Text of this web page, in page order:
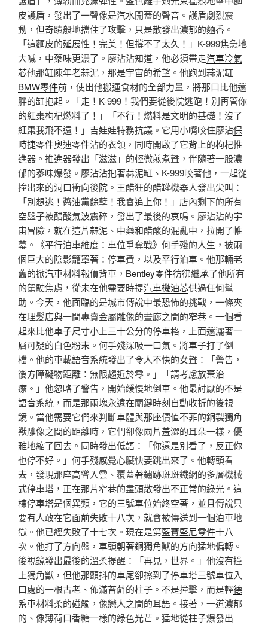
皮護盾，發出了一聲像是汽水開蓋的聲音。護盾劇烈震
動，但奇蹟般地擋住了攻擊，只是散發出濃郁的麵香。
「這麵皮的延展性！完美！但撐不了太久！」K-999焦急地
大喊，中藥味更濃了。廖沾沾知道，他必須帶走汽車冷氣
芯他那缸陳年老蒜泥，那是宇宙的希望。他跑到蒜泥缸
BMW零件前，使出他搬運食材的全部力量，將那口比他還
胖的缸抱起。「走！K-999！我們要從後院逃跑！別再管你
的紅棗枸杞燃料了！」「不行！燃料是文明的基礎！沒了
紅棗我飛不遠！」吉娃娃特務抗議。它用小嘴咬住廖沾保
時捷零件奧迪零件沾的衣領，同時開啟了它背上的枸杞推
進器。推進器發出「滋滋」的輕微煎煮聲，伴隨著一股濃
郁的蔘味爆發。廖沾沾抱著蒜泥缸、K-999咬著他，一起從
撞出來的洞口衝向後院。王醋狂的醋罐機器人發出尖叫：
「別想逃！醬油黨餘孽！我會追上你！」店內剩下的所有
空盤子被醋酸氣波震碎，發出了最後的哀鳴。廖沾沾的宇
宙冒險，就在這片蒜泥、中藥和醋酸的混亂中，拉開了帷
幕。《平行泊車維度：車位爭奪戰》何手殘的人生，被兩
個巨大的陰影籠罩著：停車費，以及平行泊車。他那輛老
舊的掀汽車材料報價背車， Bentley零件彷彿繼承了他所有
的駕駛焦慮，從未在他需要時提汽車機油芯供過任何幫
助。今天，他面臨的是城市傳說中最恐怖的挑戰，一條夾
在理髮店與一間專賣金屬雕像的畫廊之間的窄巷。一個看
起來比他車子尺寸小上三十公分的停車格，上面還灑著一
層可疑的白色粉末。何手殘深吸一口氣。將車子打了倒
檔。他的車載語音系統發出了令人不快的女聲：「警告，
後方障礙物距離：無限趨近於零。」「請考慮放棄治
療。」他忽略了警告，開始緩慢地倒車。他最討厭的不是
語音系統，而是那兩塊永遠在關鍵時刻自動收折的後視
鏡。當他需要它們來判斷車體與那座價值不菲的銅製獨角
獸雕像之間的距離時，它們卻像兩片羞澀的耳朵一樣，優
雅地縮了回去。同時發出低語：「你還是別看了，反正你
也停不好。」何手殘感覺心臟快要跳出來了。他轉頭看
去，發現那座高聳入雲、覆蓋著鏽跡斑斑鐵網的多層機械
式停車塔，正在那片窄巷的盡頭散發出不正常的綠光。這
棟停車塔是個異類，它的三號車位始終空著，並且傳說只
要有人敢在它面前失敗十八次，就會被傳送到一個泊車地
獄。他已經失敗了十七次。現在是第藍寶堅尼零件十八
次。他打了方向盤，車頭朝著銅獨角獸的方向猛地偏轉。
後視鏡發出最後的溫柔提醒：「再見，世界。」他沒有撞
上獨角獸，但他那顫抖的車尾卻擦到了停車塔三號車位入
口處的一根古老、佈滿苔蘚的柱子。不是撞擊，而是輕德
系車材料柔的碰觸，像戀人之間的耳語。接著，一道濃郁
的、像薄荷口香糖一樣的綠色光芒。猛地從柱子爆發出